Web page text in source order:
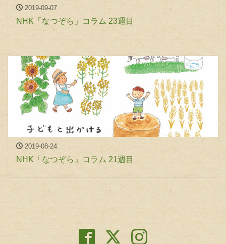
2019-09-07
NHK「なつぞら」コラム 23週目
2019-08-24
NHK「なつぞら」コラム 21週目